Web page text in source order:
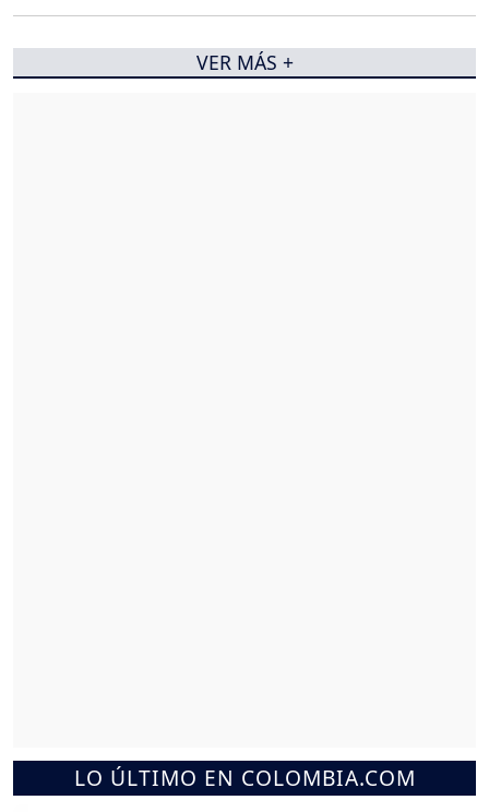
LO ÚLTIMO EN COLOMBIA.COM
VER MÁS +